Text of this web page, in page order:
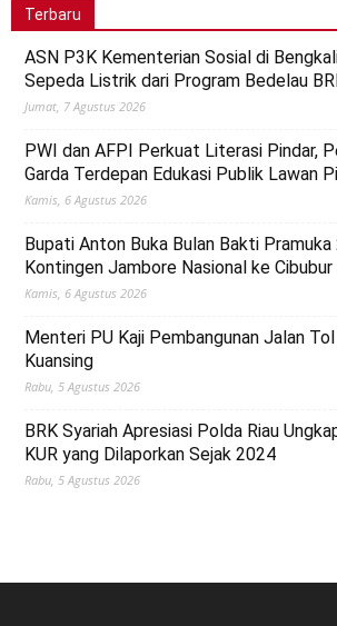
Terbaru
ASN P3K Kementerian Sosial di
Sepeda Listrik dari Program Bedelau
Jumat, 7 Agustus 2026
PWI dan AFPI Perkuat Literasi Pindar,
Garda Terdepan Edukasi Publik Lawan
Kamis, 6 Agustus 2026
Bupati Anton Buka Bulan Bakti
Kontingen Jambore Nasional ke Cibubur
Kamis, 6 Agustus 2026
Menteri PU Kaji Pembangunan Jalan
Kuansing
Rabu, 5 Agustus 2026
BRK Syariah Apresiasi Polda Riau
KUR yang Dilaporkan Sejak 2024
Rabu, 5 Agustus 2026